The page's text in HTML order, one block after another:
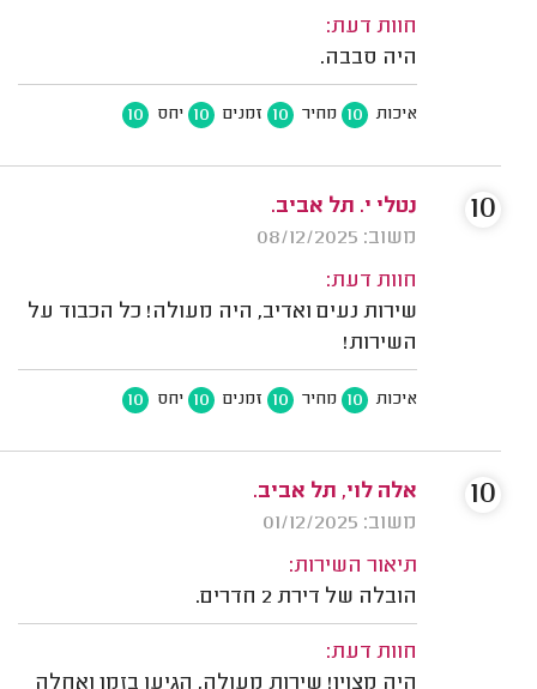
חוות דעת:
היה סבבה.
איכות 10 מחיר 10 זמנים 10 יחס 10
נטלי י. תל אביב.
משוב: 08/12/2025
חוות דעת:
שירות נעים ואדיב, היה מעולה! כל הכבוד על
השירות!
איכות 10 מחיר 10 זמנים 10 יחס 10
10
אלה לוי, תל אביב.
משוב: 01/12/2025
תיאור השירות:
הובלה של דירת 2 חדרים.
חוות דעת:
היה מצוין! שירות מעולה, הגיעו בזמן ואחלה
10